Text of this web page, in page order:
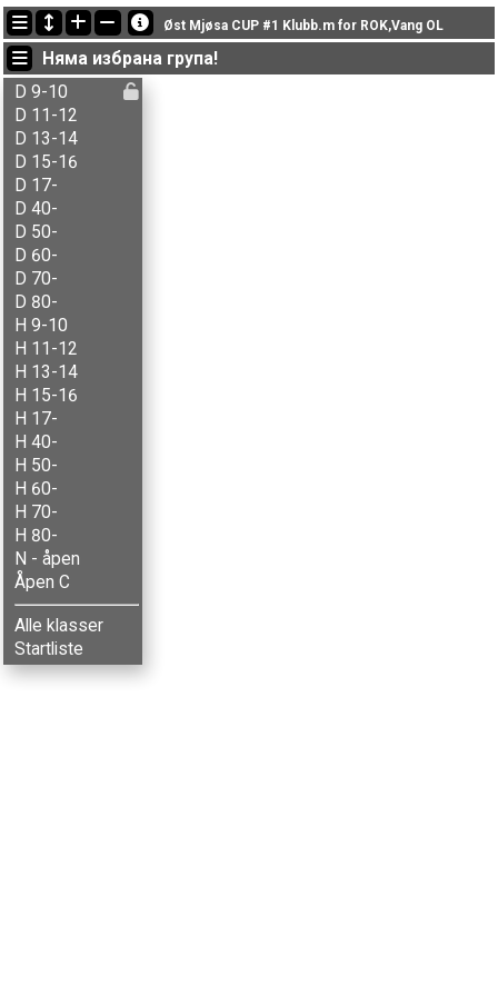
Последно обновени
21:39:58: Aksel B. Carlson (H 13-14) финиширал с време 15:13 (2)
21:39:58: Aksel Krogstie (H 15-16) финиширал с време 31:30 (5)
21:39:58: Aksel T. Fingarsen (H 15-16) финиширал с време 15:15 (1)
Øst Mjøsa CUP #1 Klubb.m for ROK,Vang OL
Няма избрана група!
D 9-10
D 11-12
D 13-14
D 15-16
D 17-
D 40-
D 50-
D 60-
D 70-
D 80-
H 9-10
H 11-12
H 13-14
H 15-16
H 17-
H 40-
H 50-
H 60-
H 70-
H 80-
N - åpen
Åpen C
Alle klasser
Startliste